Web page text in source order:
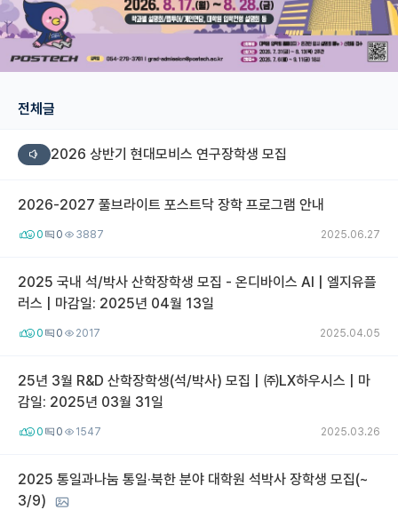
커리어
유학교육
재팬라운지 🌸
전체글
2026 상반기 현대모비스 연구장학생 모집
2026-2027 풀브라이트 포스트닥 장학 프로그램 안내
0 0 3887 2025.06.27
2025 국내 석/박사 산학장학생 모집 - 온디바이스 AI | 엘지유플
러스 | 마감일: 2025년 04월 13일
0 0 2017 2025.04.05
25년 3월 R&D 산학장학생(석/박사) 모집 | ㈜LX하우시스 | 마
감일: 2025년 03월 31일
0 0 1547 2025.03.26
2025 통일과나눔 통일·북한 분야 대학원 석박사 장학생 모집(~
3/9)